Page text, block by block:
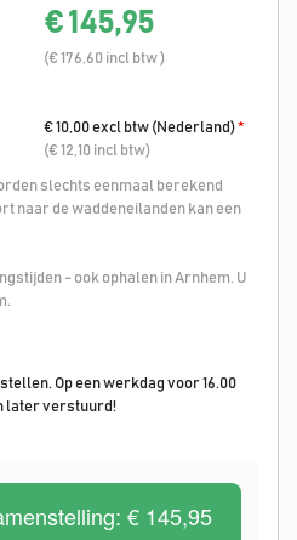
€ 145,95
(€ 176,60 incl btw )
€ 10,00 excl btw (Nederland)*
(€ 12,10 incl btw)
slechts eenmaal berekend
naar de waddeneilanden kan een
- ook ophalen in Arnhem. U
Op een werkdag voor 16.00
later verstuurd!
€ 145,95